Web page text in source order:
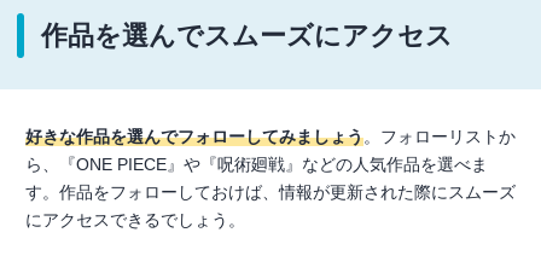
作品を選んでスムーズにアクセス
好きな作品を選んでフォローしてみましょう。フォローリストか
ら、『ONE PIECE』や『呪術廻戦』などの人気作品を選べま
す。作品をフォローしておけば、情報が更新された際にスムーズ
にアクセスできるでしょう。